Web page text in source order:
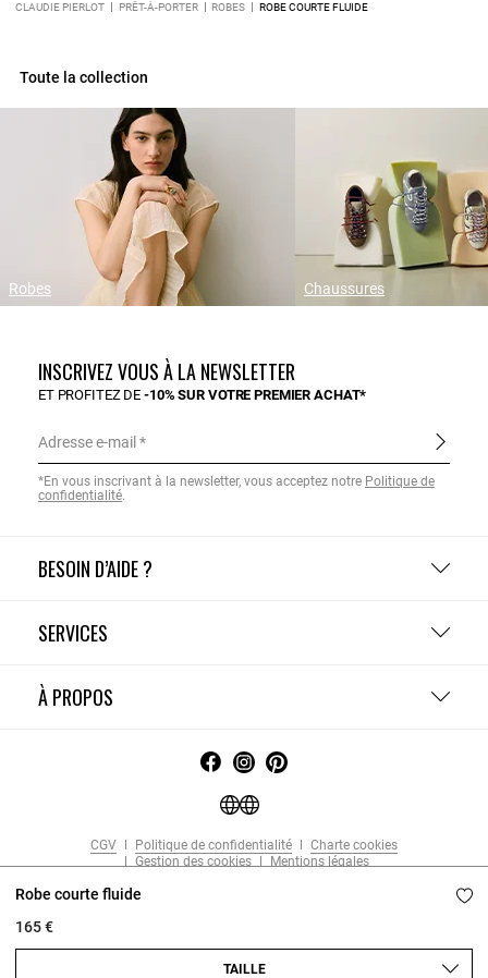
Robe courte fluide
165 €
TAILLE
CLAUDIE PIERLOT PRÊT-À-PORTER ROBES ROBE COURTE FLUIDE
Toute la collection
Robes Chaussures
BESOIN D’AIDE ?
SERVICES
À PROPOS
INSCRIVEZ VOUS À LA NEWSLETTER
ET PROFITEZ DE-10% SUR VOTRE PREMIER ACHAT*
Adresse e-mail
*En vous inscrivant à la newsletter, vous acceptez notre Politique de
confidentialité.
CGV Politique de confidentialité
Charte cookies
Gestion des cookies
Mentions légales
Copyright © 2026 Claudie Pierlot. Tous droits réservés.